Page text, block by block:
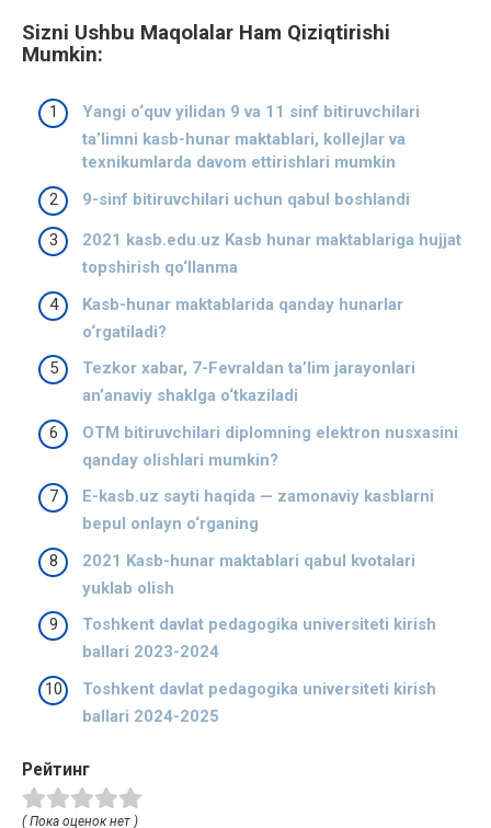
Sizni Ushbu Maqolalar Ham Qiziqtirishi
Mumkin:
Yangi o‘quv yilidan 9 va 11 sinf bitiruvchilari
ta’limni kasb-hunar maktablari, kollejlar va
texnikumlarda davom ettirishlari mumkin
9-sinf bitiruvchilari uchun qabul boshlandi
2021 kasb.edu.uz Kasb hunar maktablariga hujjat
topshirish qo‘llanma
Kasb-hunar maktablarida qanday hunarlar
o‘rgatiladi?
Tezkor xabar, 7-Fevraldan ta’lim jarayonlari
an’anaviy shaklga o‘tkaziladi
OTM bitiruvchilari diplomning elektron nusxasini
qanday olishlari mumkin?
E-kasb.uz sayti haqida — zamonaviy kasblarni
bepul onlayn o‘rganing
2021 Kasb-hunar maktablari qabul kvotalari
yuklab olish
Toshkent davlat pedagogika universiteti kirish
ballari 2023-2024
Toshkent davlat pedagogika universiteti kirish
ballari 2024-2025
Рейтинг
( Пока оценок нет )